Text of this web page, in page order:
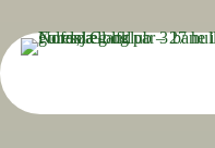
indhold